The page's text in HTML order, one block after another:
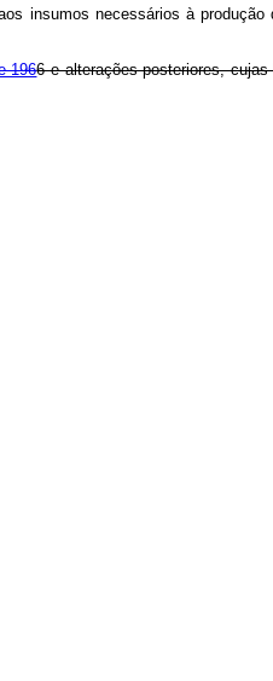
insumos necessários à produção
1966 e alterações posteriores,